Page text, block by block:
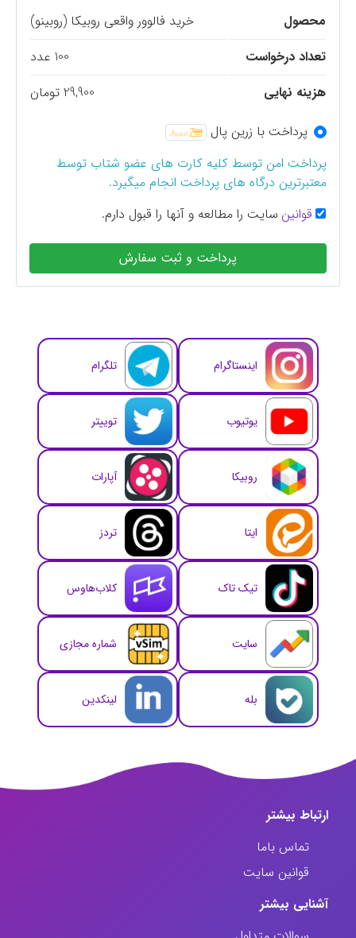
محصول
خرید فالوور واقعی روبیکا (روبینو)
تعداد درخواست
100 عدد
هزینه نهایی
29,900 تومان
پرداخت با زرین پال
پرداخت امن توسط کلیه کارت های عضو شتاب توسط
معتبرترین درگاه های پرداخت انجام میگیرد.
قوانین سایت را مطالعه و آنها را قبول دارم.
پرداخت و ثبت سفارش
اینستاگرام تلگرام
یوتیوب توییتر
روبیکا آپارات
ایتا تردز
تیک تاک کلاب‌هاوس
سایت شماره مجازی
بله لینکدین
ارتباط‌ بیشتر
تماس باما
قوانین سایت
آشنایی بیشتر